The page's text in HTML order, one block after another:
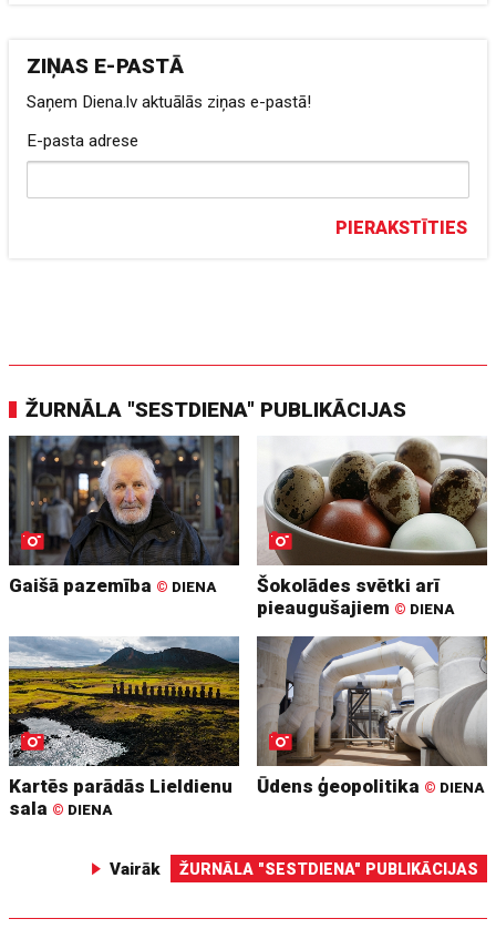
ZIŅAS E-PASTĀ
Saņem Diena.lv aktuālās ziņas e-pastā!
E-pasta adrese
PIERAKSTĪTIES
ŽURNĀLA "SESTDIENA" PUBLIKĀCIJAS
Gaišā pazemība © DIENA
Šokolādes svētki arī
pieaugušajiem © DIENA
Kartēs parādās Lieldienu
sala © DIENA
Ūdens ģeopolitika © DIENA
Vairāk ŽURNĀLA "SESTDIENA" PUBLIKĀCIJAS